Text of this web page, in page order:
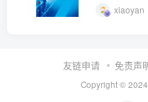
xiaoyan
友链申请 免责声
Copyright © 2024